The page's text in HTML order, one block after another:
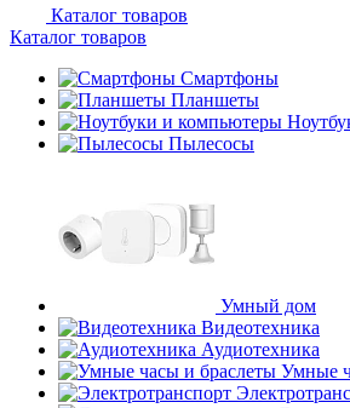
Каталог товаров
Каталог товаров
Смартфоны
Планшеты
Пылесосы
Умный дом
Видеотехника
Аудиотехника
Умные